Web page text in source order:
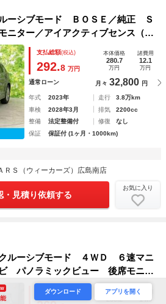
ーシブモード ＢＯＳＥ／純正 Ｓ
ニター／アイアクティブセンス（マ
／３６０°ビューモニター／車線逸
ト 合皮／電動バックドア
支払総額(税込)
292.8 万円
本体価格
280.7
万円
諸費用
12.1
万円
通常ローン 月々 32,800 円
年式 2023年 走行
3.8万km
車検
2028年3月 排気
2200cc
整備
法定整備付 修復
なし
保証
保証付 (1ヶ月・1000km)
ＲＳ（ウィーカーズ）広島南店
・見積り依頼する
お気に入り
ルーシブモード ４ＷＤ ６速マニ
パノラミックビュー 後席モニタ
ＯＳＥサウンド 本杢パネル パワ
ーシート 前後シートヒーター Ｌ
支払総額(税込) 本体価格
255.2
諸費用
14.6
ダウンロード アプリを開く